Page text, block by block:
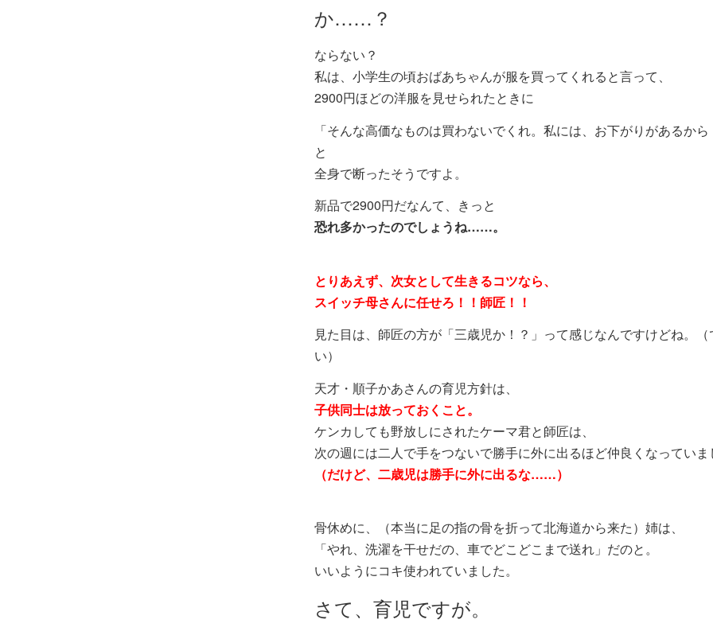
か……？
ならない？
私は、小学生の頃おばあちゃんが服を買ってくれると言って、
2900円ほどの洋服を見せられたときに
「そんな高価なものは買わないでくれ。私には、お下がりがあるか
と
全身で断ったそうですよ。
新品で2900円だなんて、きっと
恐れ多かったのでしょうね……。
とりあえず、次女として生きるコツなら、
スイッチ母さんに任せろ！！師匠！！
見た目は、師匠の方が「三歳児か！？」って感じなんですけどね。（
い）
天才・順子かあさんの育児方針は、
子供同士は放っておくこと。
ケンカしても野放しにされたケーマ君と師匠は、
次の週には二人で手をつないで勝手に外に出るほど仲良くなっていま
（だけど、二歳児は勝手に外に出るな……）
骨休めに、（本当に足の指の骨を折って北海道から来た）姉は、
「やれ、洗濯を干せだの、車でどこどこまで送れ」だのと。
いいようにコキ使われていました。
さて、育児ですが。